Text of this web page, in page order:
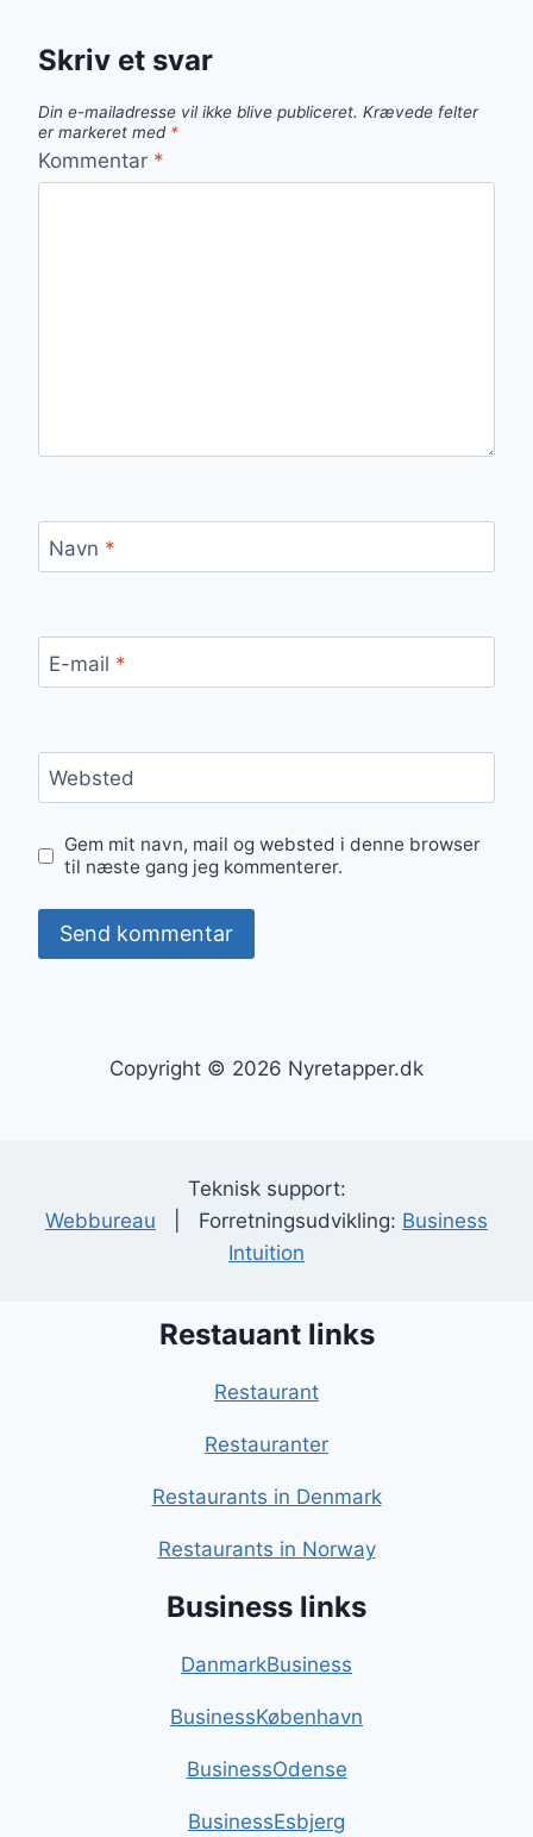
Skriv et svar
Din e-mailadresse vil ikke blive publiceret. Krævede felter
er markeret med *
Kommentar *
Navn *
E-mail *
Websted
Gem mit navn, mail og websted i denne browser
til næste gang jeg kommenterer.
Copyright © 2026 Nyretapper.dk
Teknisk support:
Webbureau | Forretningsudvikling: Business
Intuition
Restauant links
Restaurant
Restauranter
Restaurants in Denmark
Restaurants in Norway
Business links
DanmarkBusiness
BusinessKøbenhavn
BusinessOdense
BusinessEsbjerg